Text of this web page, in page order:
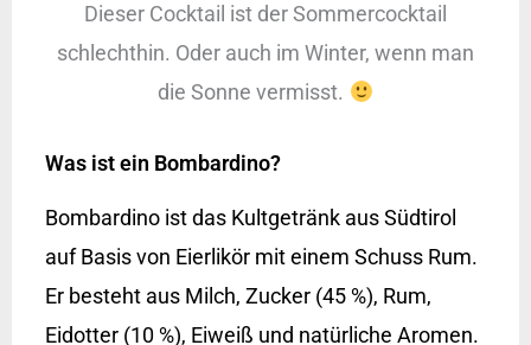
Dieser Cocktail ist der Sommercocktail
schlechthin. Oder auch im Winter, wenn man
die Sonne vermisst.
Was ist ein Bombardino?
Bombardino ist das Kultgetränk aus Südtirol
auf Basis von Eierlikör mit einem Schuss Rum.
Er besteht aus Milch, Zucker (45 %), Rum,
Eidotter (10 %), Eiweiß und natürliche Aromen.